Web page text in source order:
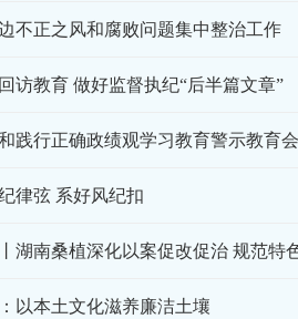
不正之风和腐败问题集中整治工作
访教育 做好监督执纪“后半篇文章”
践行正确政绩观学习教育警示教育
律弦 系好风纪扣
湖南桑植深化以案促改促治 规范特
以本土文化滋养廉洁土壤